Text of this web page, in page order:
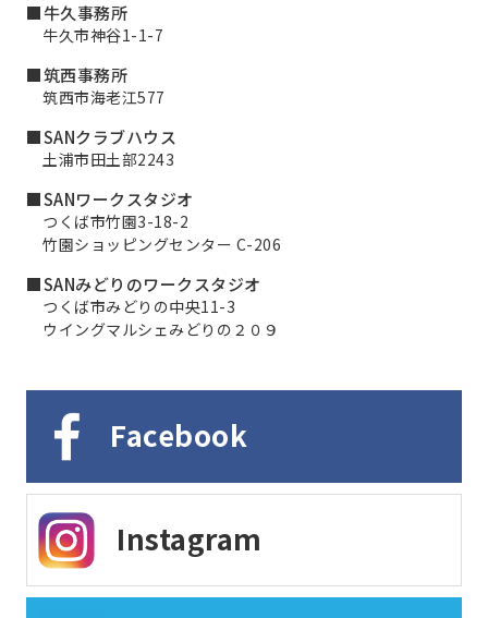
■牛久事務所
牛久市神谷1-1-7
■筑西事務所
筑西市海老江577
■SANクラブハウス
土浦市田土部2243
■SANワークスタジオ
つくば市竹園3-18-2
竹園ショッピングセンター C-206
■SANみどりのワークスタジオ
つくば市みどりの中央11-3
ウイングマルシェみどりの２０９
Facebook
Instagram